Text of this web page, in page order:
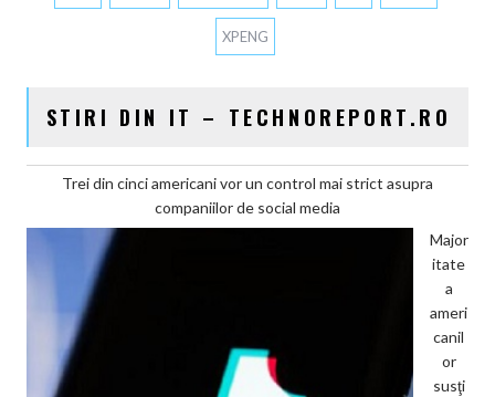
XPENG
STIRI DIN IT – TECHNOREPORT.RO
Trei din cinci americani vor un control mai strict asupra
companiilor de social media
Major
itate
a
ameri
canil
or
susţi